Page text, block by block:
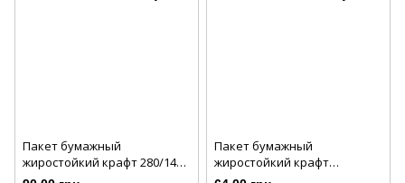
Пакет бумажный
жиростойкий крафт 280/140 /
50 (100 шт /уп)
Пакет бумажный
жиростойкий крафт
210/100/40 (100 шт / уп)